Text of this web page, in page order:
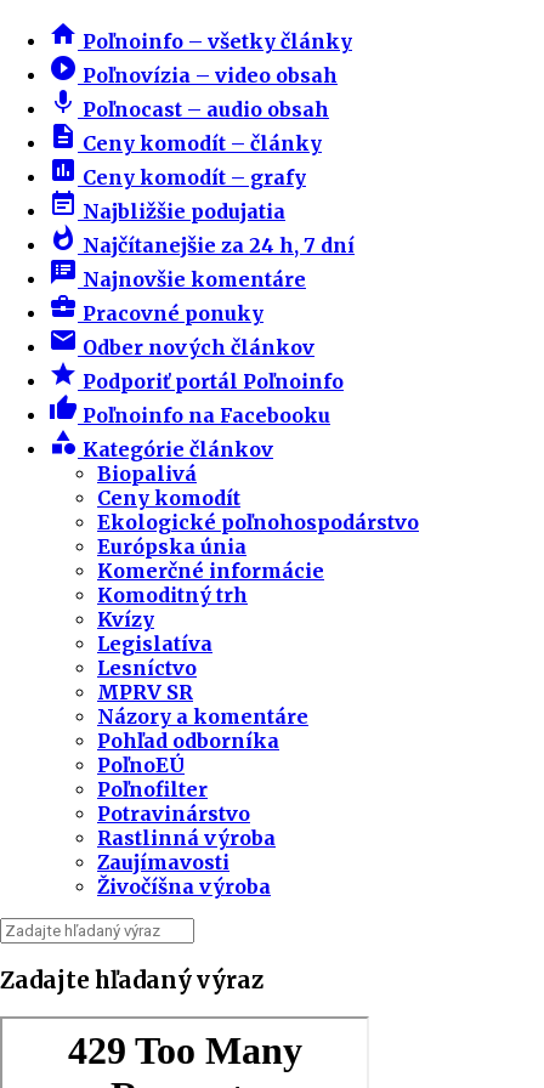
home Poľnoinfo – všetky články
play_circle_filled Poľnovízia – video obsah
mic Poľnocast – audio obsah
description Ceny komodít – články
insert_chart Ceny komodít – grafy
event_note Najbližšie podujatia
whatshot Najčítanejšie za 24 h, 7 dní
speaker_notes Najnovšie komentáre
business_center Pracovné ponuky
email Odber nových článkov
star Podporiť portál Poľnoinfo
thumb_up Poľnoinfo na Facebooku
category Kategórie článkov
Biopalivá
Ceny komodít
Ekologické poľnohospodárstvo
Európska únia
Komerčné informácie
Komoditný trh
Kvízy
Legislatíva
Lesníctvo
MPRV SR
Názory a komentáre
Pohľad odborníka
PoľnoEÚ
Poľnofilter
Potravinárstvo
Rastlinná výroba
Zaujímavosti
Živočíšna výroba
Zadajte hľadaný výraz